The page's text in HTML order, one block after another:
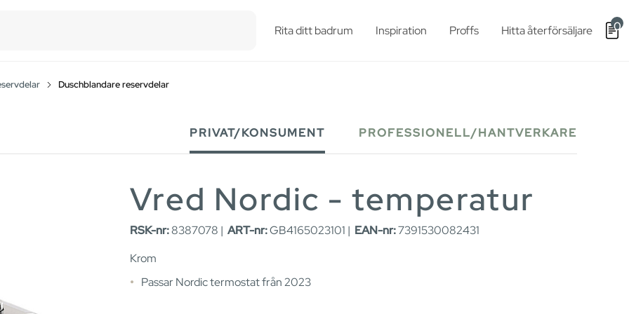
Rita ditt badrum Inspiration Proffs Hitta återförsäljare 0
Duschblandare reservdelar
PRIVAT/KONSUMENT PROFESSIONELL/HANTVERKARE
Vred Nordic - temperatur
RSK-nr:8387078 | ART-nr:GB4165023101 | EAN-nr:7391530082431
Krom
Passar Nordic termostat från 2023